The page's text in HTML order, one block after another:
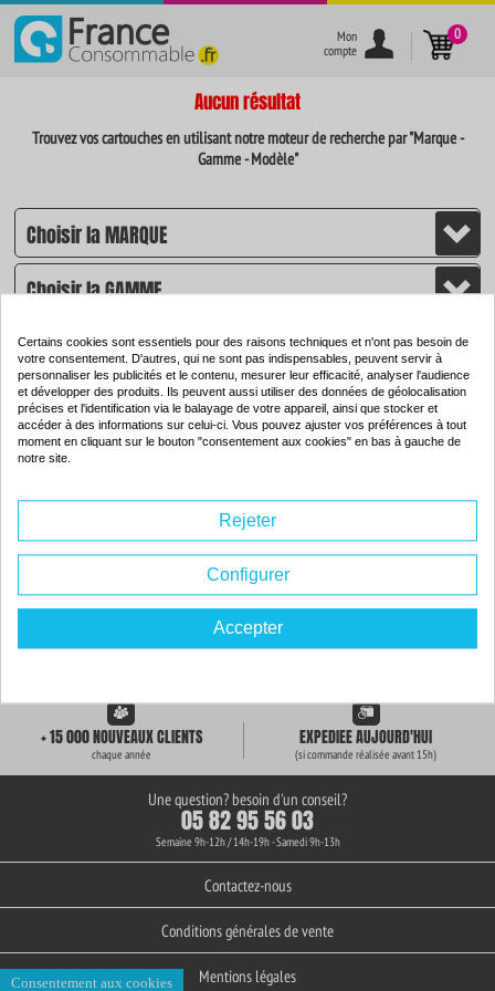
}
Mon
compte
0
Aucun résultat
Trouvez vos cartouches en utilisant notre moteur de recherche par "Marque -
Gamme - Modèle"
CHERCHER
LIVRAISON GRATUITE + de 3000 REFERENCES
+ 15 000 NOUVEAUX CLIENTS
chaque année
EXPEDIEE AUJOURD'HUI
(si commande réalisée avant 15h)
Une question? besoin d'un conseil?
05 82 95 56 03
Semaine 9h-12h / 14h-19h - Samedi 9h-13h
Contactez-nous
Conditions générales de vente
Mentions légales
Certains cookies sont essentiels pour des raisons techniques et n'ont pas besoin de
votre consentement. D'autres, qui ne sont pas indispensables, peuvent servir à
personnaliser les publicités et le contenu, mesurer leur efficacité, analyser l'audience
et développer des produits. Ils peuvent aussi utiliser des données de géolocalisation
précises et l'identification via le balayage de votre appareil, ainsi que stocker et
accéder à des informations sur celui-ci. Vous pouvez ajuster vos préférences à tout
moment en cliquant sur le bouton "consentement aux cookies" en bas à gauche de
notre site.
Rejeter
Configurer
Accepter
Consentement aux cookies